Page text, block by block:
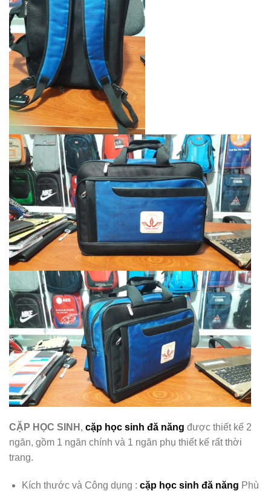
CẶP HỌC SINH , cặp học sinh đă năng được thiết kế 2
ngăn, gồm 1 ngăn chính và 1 ngăn phụ thiết kế rất thời
trang.
Kích thước và Công dụng : cặp học sinh đă năng Phù